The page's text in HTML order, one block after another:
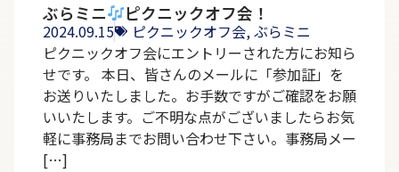
ぶらミニ ピクニックオフ会！
2024.09.15 ピクニックオフ会,ぶらミニ
ピクニックオフ会にエントリーされた方にお知ら
せです。 本日、皆さんのメールに「参加証」を
お送りいたしました。お手数ですがご確認をお願
いいたします。ご不明な点がございましたらお気
軽に事務局までお問い合わせ下さい。事務局メー
[…]